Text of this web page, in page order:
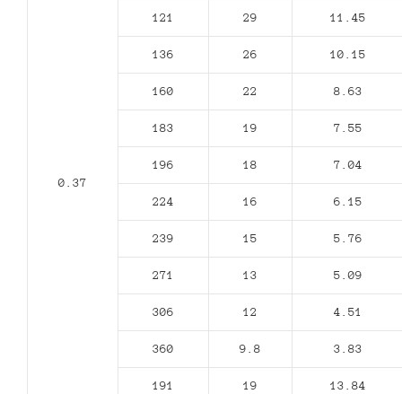
0.37
121 29 11.45
136 26 10.15
160 22 8.63
183 19 7.55
196 18 7.04
224 16 6.15
239 15 5.76
271 13 5.09
306 12 4.51
360 9.8 3.83
191 19 13.84